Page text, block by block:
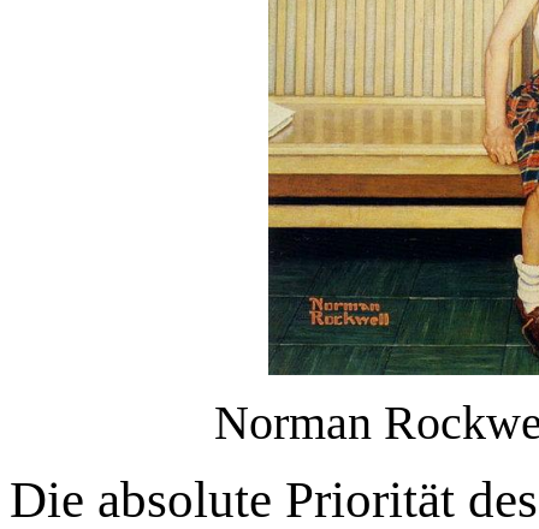
Norman
Die absolute Priorität